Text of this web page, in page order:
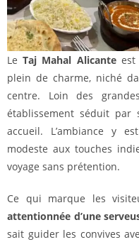
LeTaj Mahal Alicanteest
plein de charme, niché
centre. Loin des
établissement séduit
accueil. L’ambiance y
modeste aux touches
voyage sans prétention.
Ce qui marque les
attentionnée d’une
sait guider les convives